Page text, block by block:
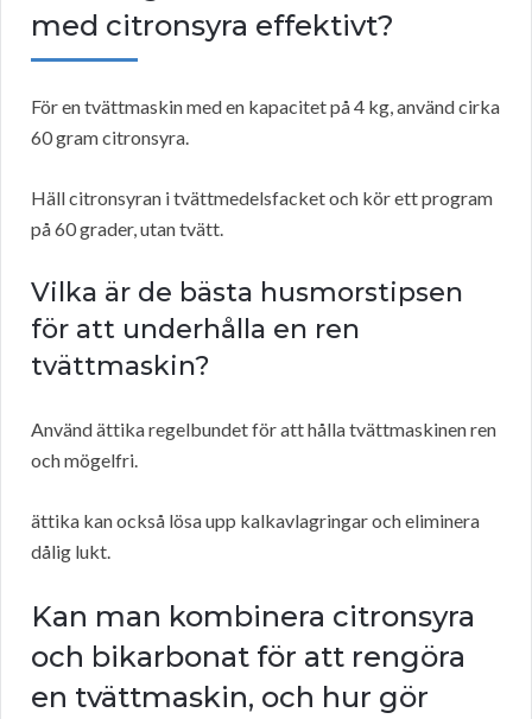
med citronsyra effektivt?
För en tvättmaskin med en kapacitet på 4 kg, använd cirka
60 gram citronsyra.
Häll citronsyran i tvättmedelsfacket och kör ett program
på 60 grader, utan tvätt.
Vilka är de bästa husmorstipsen
för att underhålla en ren
tvättmaskin?
Använd ättika regelbundet för att hålla tvättmaskinen ren
och mögelfri.
ättika kan också lösa upp kalkavlagringar och eliminera
dålig lukt.
Kan man kombinera citronsyra
och bikarbonat för att rengöra
en tvättmaskin, och hur gör